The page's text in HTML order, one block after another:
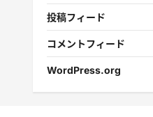
投稿フィード
コメントフィード
WordPress.org